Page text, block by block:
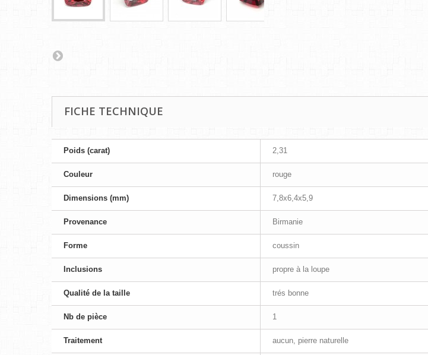
FICHE TECHNIQUE
Poids (carat) 2,31
Couleur rouge
Dimensions (mm) 7,8x6,4x5,9
Provenance Birmanie
Forme coussin
Inclusions propre à la loupe
Qualité de la taille trés bonne
Nb de pièce 1
Traitement aucun, pierre naturelle